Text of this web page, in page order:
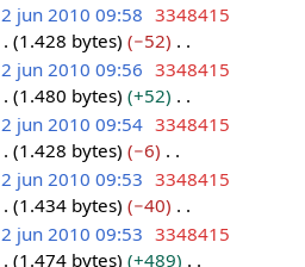
2 jun 2010 09:58 3348415
1.428 bytes
−52
2 jun 2010 09:56 3348415
1.480 bytes
+52
2 jun 2010 09:54 3348415
1.428 bytes
−6
2 jun 2010 09:53 3348415
1.434 bytes
−40
2 jun 2010 09:53 3348415
1.474 bytes +489